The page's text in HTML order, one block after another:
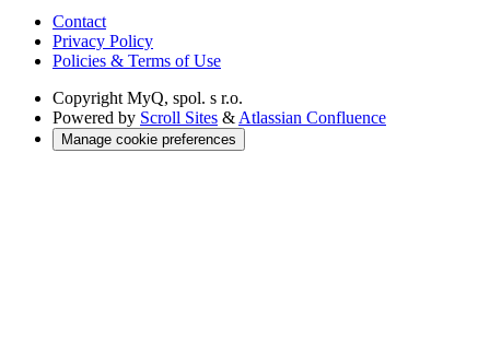
Contact
Privacy Policy
Policies & Terms of Use
Copyright MyQ, spol. s r.o.
Powered by Scroll Sites & Atlassian Confluence
Manage cookie preferences